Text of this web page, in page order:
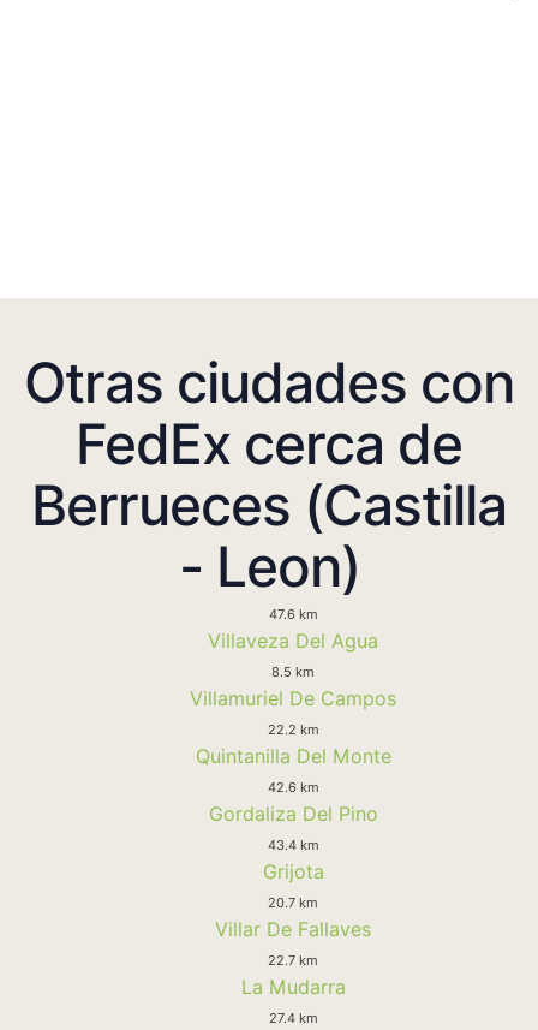
Otras ciudades con
FedEx cerca de
Berrueces (Castilla
- Leon)
47.6 km
Villaveza Del Agua
8.5 km
Villamuriel De Campos
22.2 km
Quintanilla Del Monte
42.6 km
Gordaliza Del Pino
43.4 km
Grijota
20.7 km
Villar De Fallaves
22.7 km
La Mudarra
27.4 km